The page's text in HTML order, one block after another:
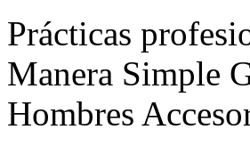
Prácticas
Manera Simple
Hombres